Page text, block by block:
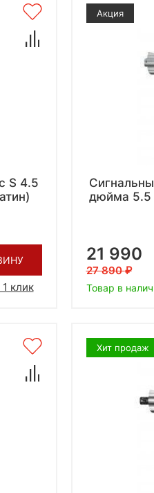
S 4.5
клик
Акция
дюйма 5.5
21 990
27 890
Товар в
Хит продаж